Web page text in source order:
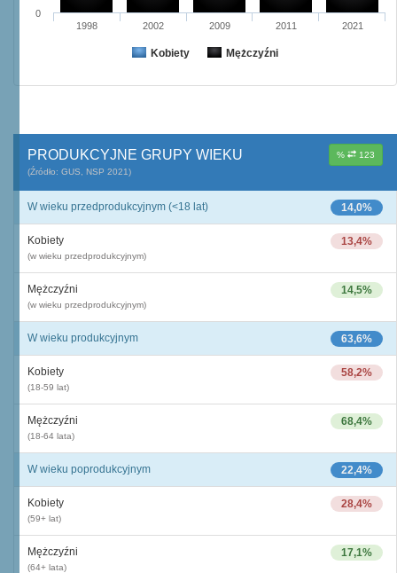
Kobiety Mężczyźni
1998 2002 2009 2011 2021
0
% 123
PRODUKCYJNE GRUPY WIEKU
(Źródło: GUS, NSP 2021)
14,0%
W wieku przedprodukcyjnym (<18 lat)
13,4%
Kobiety
(w wieku przedprodukcyjnym)
14,5%
Mężczyźni
(w wieku przedprodukcyjnym)
63,6%
W wieku produkcyjnym
58,2%
Kobiety
(18-59 lat)
68,4%
Mężczyźni
(18-64 lata)
22,4%
W wieku poprodukcyjnym
28,4%
Kobiety
(59+ lat)
17,1%
Mężczyźni
(64+ lata)